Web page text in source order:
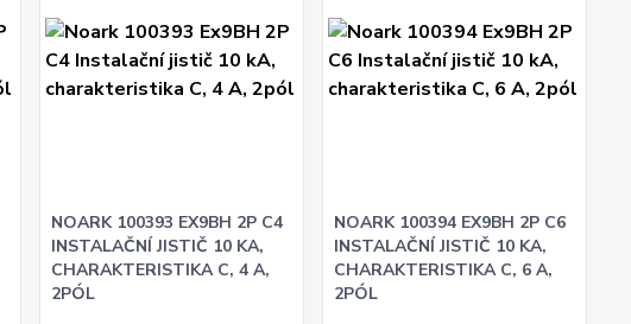
NOARK 100393 EX9BH 2P C4
INSTALAČNÍ JISTIČ 10 KA,
CHARAKTERISTIKA C, 4 A,
2PÓL
NOARK 100394 EX9BH 2P C6
INSTALAČNÍ JISTIČ 10 KA,
CHARAKTERISTIKA C, 6 A,
2PÓL